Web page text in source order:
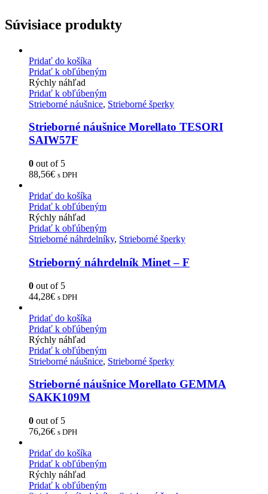
Súvisiace produkty
Pridať do košíka
Pridať k obľúbeným
Rýchly náhľad
Pridať k obľúbeným
Strieborné náušnice, Strieborné šperky
Strieborné náušnice Morellato TESORI
SAIW57F
0 out of 5
88,56€ s DPH
Pridať do košíka
Pridať k obľúbeným
Rýchly náhľad
Pridať k obľúbeným
Strieborné náhrdelníky, Strieborné šperky
Strieborný náhrdelník Minet – F
0 out of 5
44,28€ s DPH
Pridať do košíka
Pridať k obľúbeným
Rýchly náhľad
Pridať k obľúbeným
Strieborné náušnice, Strieborné šperky
Strieborné náušnice Morellato GEMMA
SAKK109M
0 out of 5
76,26€ s DPH
Pridať do košíka
Pridať k obľúbeným
Rýchly náhľad
Pridať k obľúbeným